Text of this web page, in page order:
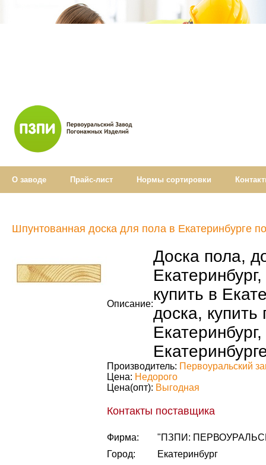
О заводе Прайс-лист Нормы cортировки
Шпунтованная доска для пола в Екатеринбурге
Описание:
Доска пола,
купить в
доска,
Производитель: Первоуральский
Цена: Недорого
Цена(опт): Выгодная
Контакты поставщика
Фирма:
"ПЗПИ:
Город:
Екатеринбург